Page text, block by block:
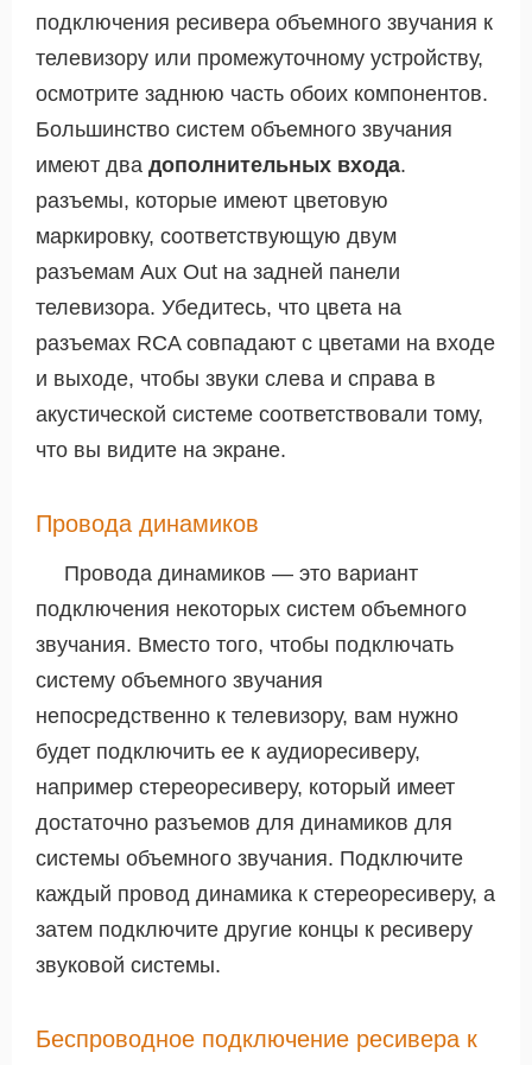
подключения ресивера объемного звучания к
телевизору или промежуточному устройству,
осмотрите заднюю часть обоих компонентов.
Большинство систем объемного звучания
имеют два дополнительных входа.
разъемы, которые имеют цветовую
маркировку, соответствующую двум
разъемам Aux Out на задней панели
телевизора. Убедитесь, что цвета на
разъемах RCA совпадают с цветами на входе
и выходе, чтобы звуки слева и справа в
акустической системе соответствовали тому,
что вы видите на экране.
Провода динамиков
Провода динамиков — это вариант
подключения некоторых систем объемного
звучания. Вместо того, чтобы подключать
систему объемного звучания
непосредственно к телевизору, вам нужно
будет подключить ее к аудиоресиверу,
например стереоресиверу, который имеет
достаточно разъемов для динамиков для
системы объемного звучания. Подключите
каждый провод динамика к стереоресиверу, а
затем подключите другие концы к ресиверу
звуковой системы.
Беспроводное подключение ресивера к